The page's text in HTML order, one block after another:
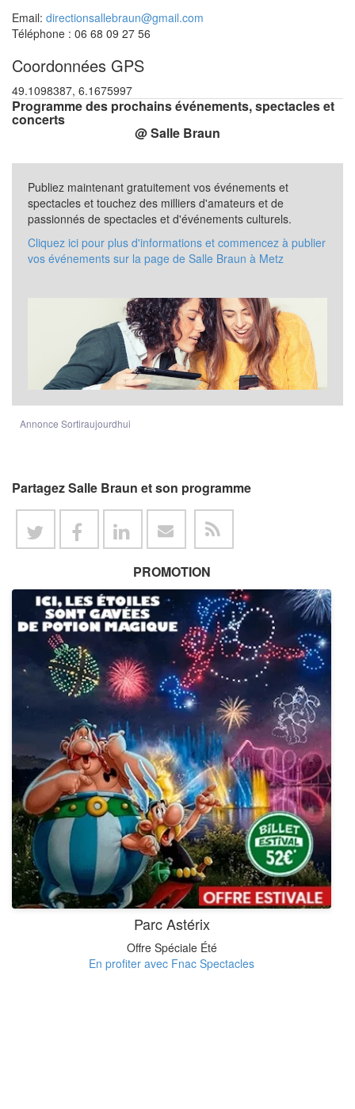
Email: directionsallebraun@gmail.com
Téléphone : 06 68 09 27 56
Coordonnées GPS
49.1098387, 6.1675997
Programme des prochains événements, spectacles et
concerts
@ Salle Braun
Publiez maintenant gratuitement vos événements et
spectacles et touchez des milliers d'amateurs et de
passionnés de spectacles et d'événements culturels.
Cliquez ici pour plus d'informations et commencez à publier
vos événements sur la page de Salle Braun à Metz
Annonce Sortiraujourdhui
Partagez Salle Braun et son programme
PROMOTION
Parc Astérix
Offre Spéciale Été
En profiter avec Fnac Spectacles